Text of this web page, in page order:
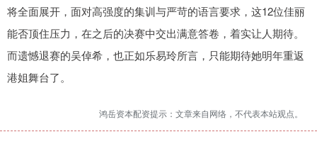
将全面展开，面对高强度的集训与严苛的语言要求，这12位佳丽
能否顶住压力，在之后的决赛中交出满意答卷，着实让人期待。
而遗憾退赛的吴倬希，也正如乐易玲所言，只能期待她明年重返
港姐舞台了。
鸿岳资本配资提示：文章来自网络，不代表本站观点。